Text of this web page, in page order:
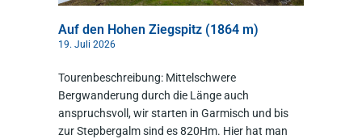
Auf den Hohen Ziegspitz (1864 m)
19. Juli 2026
Tourenbeschreibung: Mittelschwere
Bergwanderung durch die Länge auch
anspruchsvoll, wir starten in Garmisch und bis
zur Stepbergalm sind es 820Hm. Hier hat man